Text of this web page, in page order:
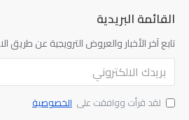
القائمة البريدية
تابع آخر الأخبار والعروض الترويجية عن طريق
لقد قرأت ووافقت على الخصوصية